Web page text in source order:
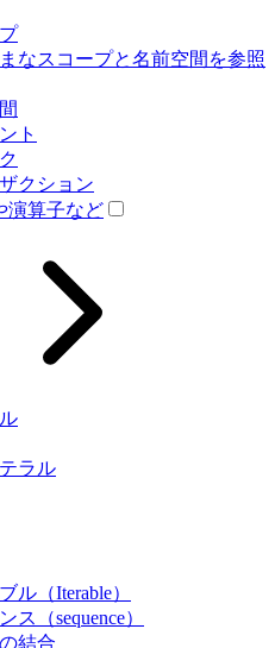
なスコープと名前空間を参照
ト
クション
演算子など
ラル
ル（Iterable）
ス（sequence）
結合